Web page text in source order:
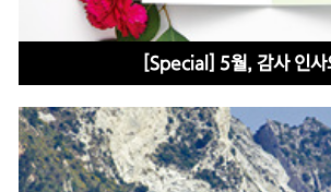
[Special] 5월, 감사 인사